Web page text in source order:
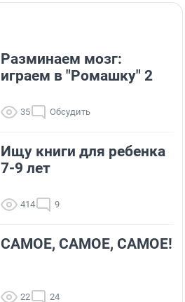
Разминаем мозг:
играем в "Ромашку" 2
35 Обсудить
Ищу книги для ребенка
7-9 лет
414 9
САМОЕ, САМОЕ, САМОЕ!
22 24